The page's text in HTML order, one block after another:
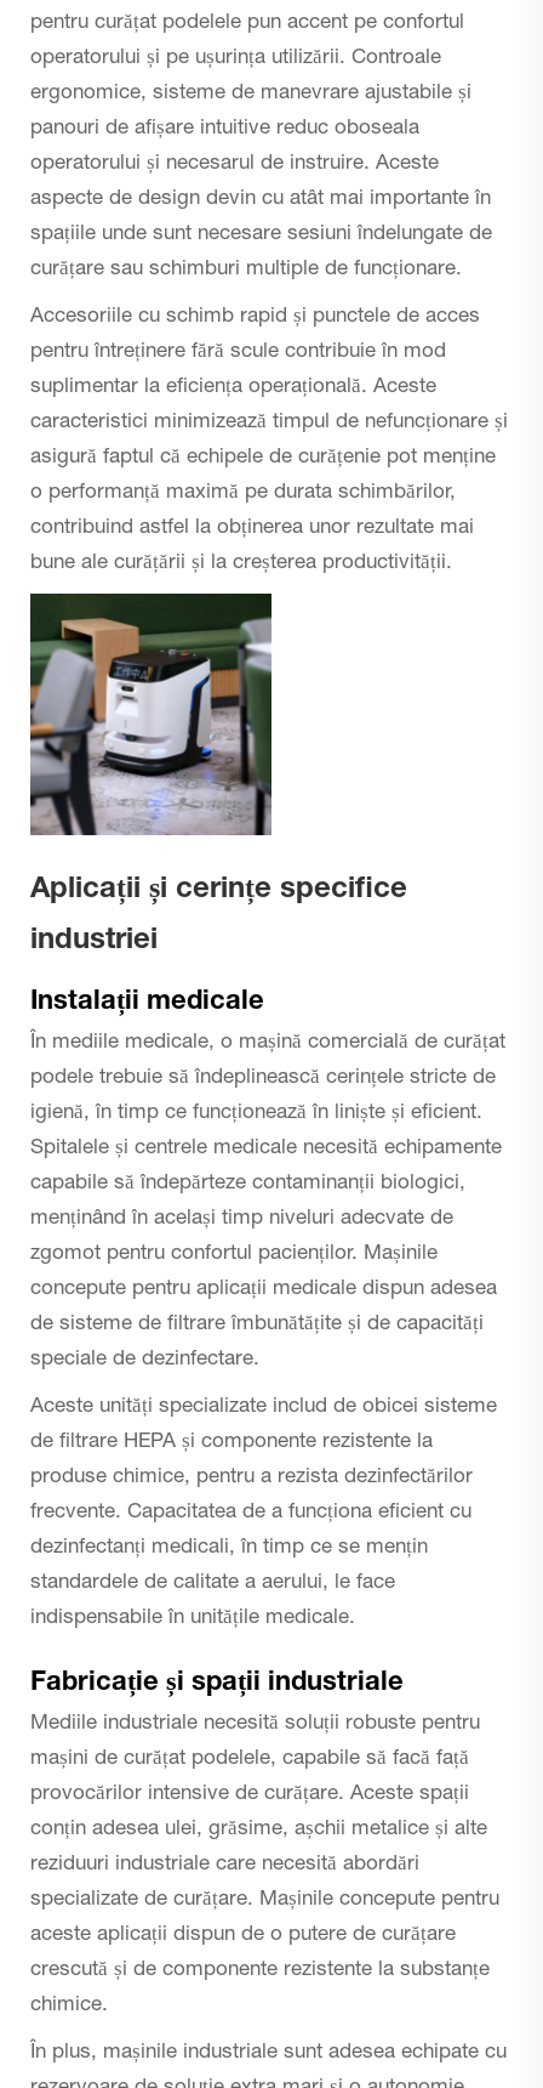
pentru curățat podelele pun accent pe confortul
operatorului și pe ușurința utilizării. Controale
ergonomice, sisteme de manevrare ajustabile și
panouri de afișare intuitive reduc oboseala
operatorului și necesarul de instruire. Aceste
aspecte de design devin cu atât mai importante în
spațiile unde sunt necesare sesiuni îndelungate de
curățare sau schimburi multiple de funcționare.
Accesoriile cu schimb rapid și punctele de acces
pentru întreținere fără scule contribuie în mod
suplimentar la eficiența operațională. Aceste
caracteristici minimizează timpul de nefuncționare și
asigură faptul că echipele de curățenie pot menține
o performanță maximă pe durata schimbărilor,
contribuind astfel la obținerea unor rezultate mai
bune ale curățării și la creșterea productivității.
Aplicații și cerințe specifice
industriei
Instalații medicale
În mediile medicale, o mașină comercială de curățat
podele trebuie să îndeplinească cerințele stricte de
igienă, în timp ce funcționează în liniște și eficient.
Spitalele și centrele medicale necesită echipamente
capabile să îndepărteze contaminanții biologici,
menținând în același timp niveluri adecvate de
zgomot pentru confortul pacienților. Mașinile
concepute pentru aplicații medicale dispun adesea
de sisteme de filtrare îmbunătățite și de capacități
speciale de dezinfectare.
Aceste unități specializate includ de obicei sisteme
de filtrare HEPA și componente rezistente la
produse chimice, pentru a rezista dezinfectărilor
frecvente. Capacitatea de a funcționa eficient cu
dezinfectanți medicali, în timp ce se mențin
standardele de calitate a aerului, le face
indispensabile în unitățile medicale.
Fabricație și spații industriale
Mediile industriale necesită soluții robuste pentru
mașini de curățat podelele, capabile să facă față
provocărilor intensive de curățare. Aceste spații
conțin adesea ulei, grăsime, așchii metalice și alte
reziduuri industriale care necesită abordări
specializate de curățare. Mașinile concepute pentru
aceste aplicații dispun de o putere de curățare
crescută și de componente rezistente la substanțe
chimice.
În plus, mașinile industriale sunt adesea echipate cu